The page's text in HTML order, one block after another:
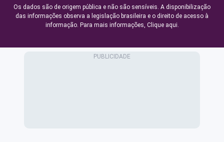
Os dados são de origem pública e não são sensíveis. A disponibilização
das informações observa a legislação brasileira e o direito de acesso à
informação. Para mais informações, Clique aqui.